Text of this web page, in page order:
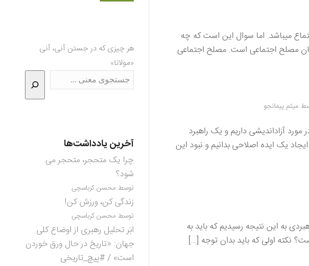
میباشد. اما سوال این است که چه
مصلح اجتماعی است. مصلح اجتماعی
میثم پیمانجو
در مورد آزاداندیشی داریم و یک راهبرد
یک ایده اصلاحی بدانیم و نبود این
به این نتیجه رسیدیم که باید به
نکته اولی که باید بدان توجه […]
هر چیزی که در جستن آنی، آنی
«مولانا»
آخرین یادداشت‌ها
چرا یک متحجر، متحجر می
شود؟
توسط محسن کرباسچی
زندگی کن، ورزش کن!
توسط محسن کرباسچی
ابَر تحلیل رهبری از اوضاع کلی
جهان: «تاریخ در حال ورق خوردن
است» / #پیچ_تاریخی